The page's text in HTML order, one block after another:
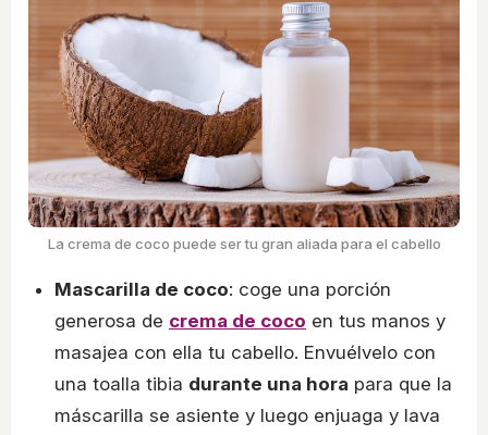
La crema de coco puede ser tu gran aliada para el cabello
Mascarilla de coco: coge una porción
generosa de crema de coco en tus manos y
masajea con ella tu cabello. Envuélvelo con
una toalla tibia durante una hora para que la
máscarilla se asiente y luego enjuaga y lava